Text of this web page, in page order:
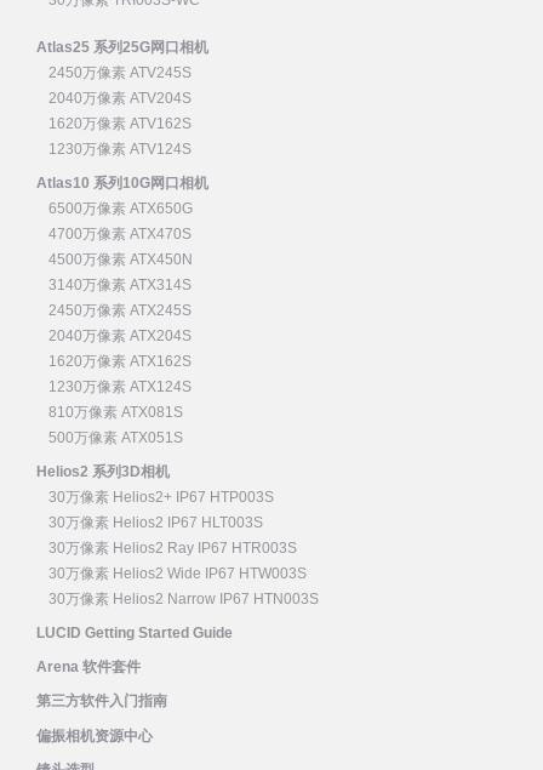
Atlas25 系列25G网口相机
2450万像素 ATV245S
2040万像素 ATV204S
1620万像素 ATV162S
1230万像素 ATV124S
Atlas10 系列10G网口相机
6500万像素 ATX650G
4700万像素 ATX470S
4500万像素 ATX450N
3140万像素 ATX314S
2450万像素 ATX245S
2040万像素 ATX204S
1620万像素 ATX162S
1230万像素 ATX124S
810万像素 ATX081S
500万像素 ATX051S
Helios2 系列3D相机
30万像素 Helios2+ IP67 HTP003S
30万像素 Helios2 IP67 HLT003S
30万像素 Helios2 Ray IP67 HTR003S
30万像素 Helios2 Wide IP67 HTW003S
30万像素 Helios2 Narrow IP67 HTN003S
LUCID Getting Started Guide
Arena 软件套件
第三方软件入门指南
偏振相机资源中心